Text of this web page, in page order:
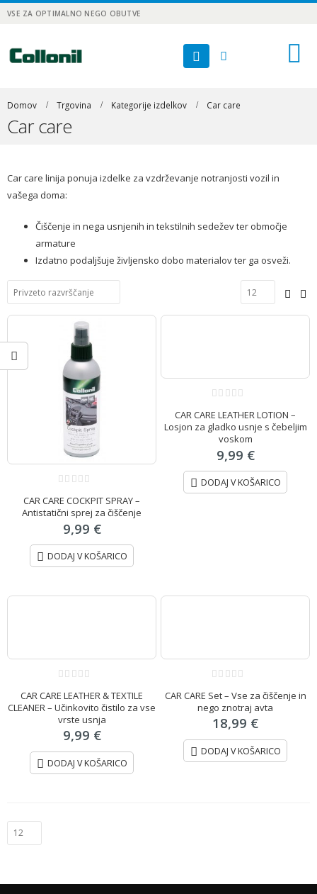
VSE ZA OPTIMALNO NEGO OBUTVE
Domov Trgovina Kategorije izdelkov Car care
Car care
Car care linija ponuja izdelke za vzdrževanje notranjosti vozil in
vašega doma:
Čiščenje in nega usnjenih in tekstilnih sedežev ter območje
armature
Izdatno podaljšuje življensko dobo materialov ter ga osveži.
out
of
CAR CARE COCKPIT SPRAY –
Antistatični sprej za čiščenje
9,99 €
DODAJ V KOŠARICO
out
of
5
CAR CARE LEATHER LOTION –
Losjon za gladko usnje s čebeljim
voskom
9,99 €
DODAJ V KOŠARICO
out
of
CAR CARE LEATHER & TEXTILE
CLEANER – Učinkovito čistilo za vse
vrste usnja
9,99 €
DODAJ V KOŠARICO
out
of
5
CAR CARE Set – Vse za čiščenje in
nego znotraj avta
18,99 €
DODAJ V KOŠARICO